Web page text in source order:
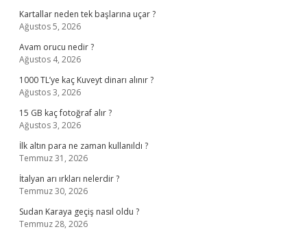
Kartallar neden tek başlarına uçar ?
Ağustos 5, 2026
Avam orucu nedir ?
Ağustos 4, 2026
1000 TL’ye kaç Kuveyt dinarı alınır ?
Ağustos 3, 2026
15 GB kaç fotoğraf alır ?
Ağustos 3, 2026
İlk altın para ne zaman kullanıldı ?
Temmuz 31, 2026
İtalyan arı ırkları nelerdir ?
Temmuz 30, 2026
Sudan Karaya geçiş nasıl oldu ?
Temmuz 28, 2026